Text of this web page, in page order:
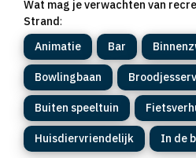
Wat mag je verwachten van
Strand:
Animatie
Bar
Bowlingbaan
Buiten speeltuin
Huisdiervriendelijk In de